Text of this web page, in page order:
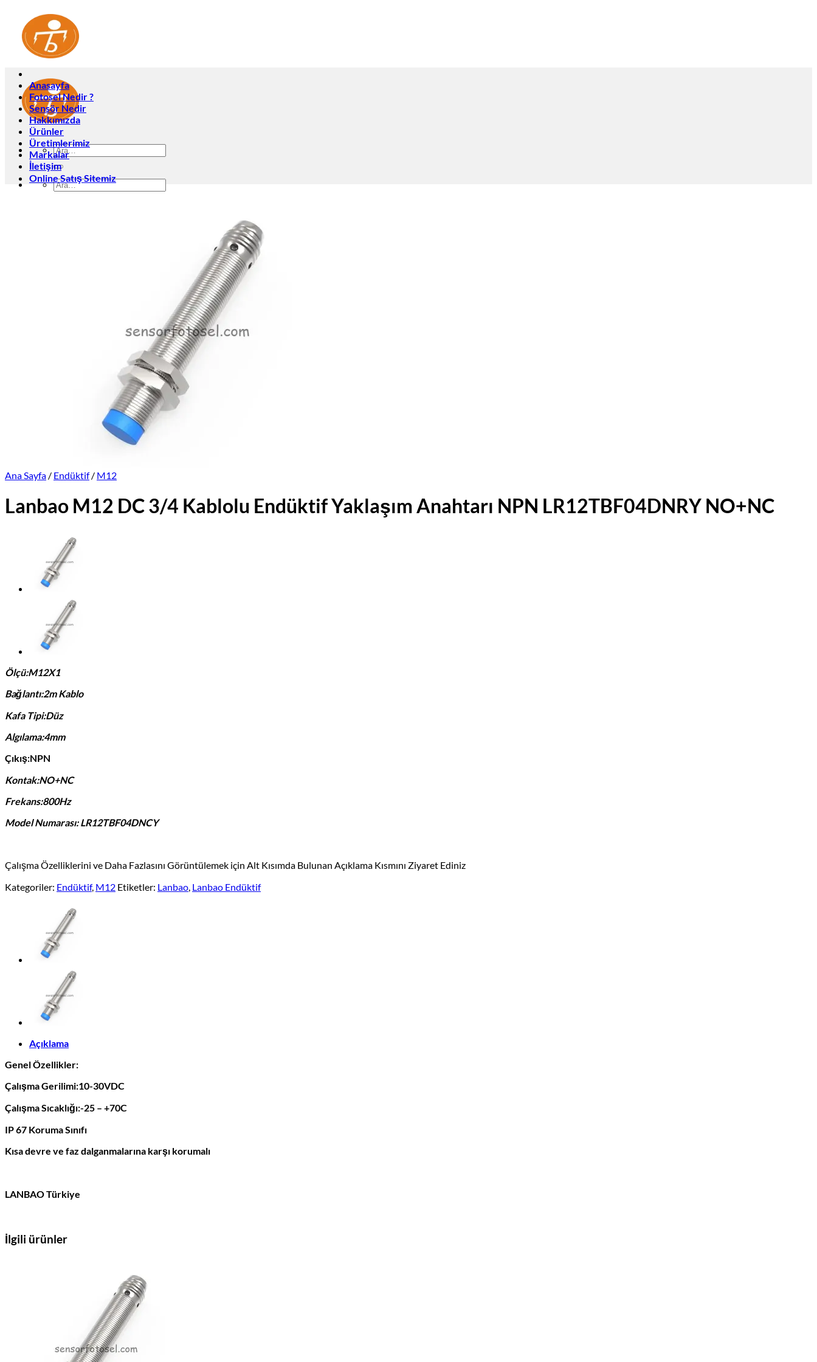
Ara:
Ara:
Anasayfa
Fotosel Nedir ?
Sensör Nedir
Hakkımızda
Ürünler
Üretimlerimiz
Markalar
İletişim
Online Satış Sitemiz
Ana Sayfa / Endüktif / M12
Lanbao M12 DC 3/4 Kablolu Endüktif Yaklaşım Anahtarı NPN LR12TBF04DNRY NO+NC
Ölçü:M12X1
Bağlantı:2m Kablo
Kafa Tipi:Düz
Algılama:4mm
Çıkış:NPN
Kontak:NO+NC
Frekans:800Hz
Model Numarası: LR12TBF04DNCY
Çalışma Özelliklerini ve Daha Fazlasını Görüntülemek için Alt Kısımda Bulunan Açıklama Kısmını Ziyaret Ediniz
Kategoriler: Endüktif, M12 Etiketler: Lanbao, Lanbao Endüktif
Açıklama
Genel Özellikler:
Çalışma Gerilimi:10-30VDC
Çalışma Sıcaklığı:-25 – +70C
IP 67 Koruma Sınıfı
Kısa devre ve faz dalganmalarına karşı korumalı
LANBAO Türkiye
İlgili ürünler